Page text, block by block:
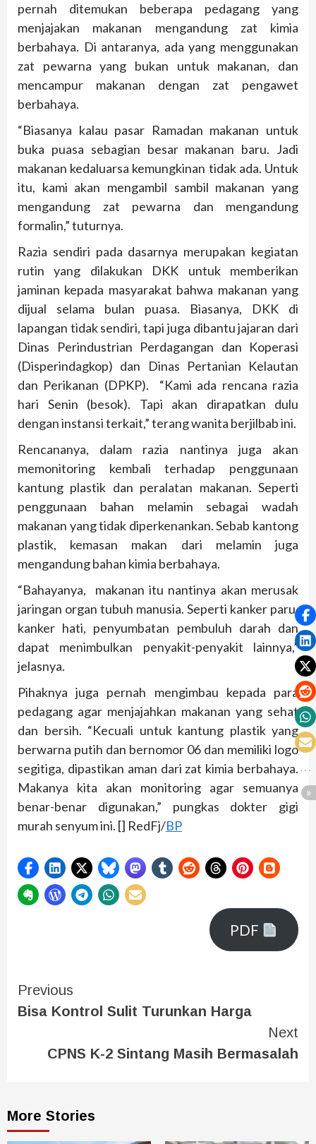
pernah ditemukan beberapa pedagang yang
menjajakan makanan mengandung zat kimia
berbahaya. Di antaranya, ada yang menggunakan
zat pewarna yang bukan untuk makanan, dan
mencampur makanan dengan zat pengawet
berbahaya.
“Biasanya kalau pasar Ramadan makanan untuk
buka puasa sebagian besar makanan baru. Jadi
makanan kedaluarsa kemungkinan tidak ada. Untuk
itu, kami akan mengambil sambil makanan yang
mengandung zat pewarna dan mengandung
formalin,” tuturnya.
Razia sendiri pada dasarnya merupakan kegiatan
rutin yang dilakukan DKK untuk memberikan
jaminan kepada masyarakat bahwa makanan yang
dijual selama bulan puasa. Biasanya, DKK di
lapangan tidak sendiri, tapi juga dibantu jajaran dari
Dinas Perindustrian Perdagangan dan Koperasi
(Disperindagkop) dan Dinas Pertanian Kelautan
dan Perikanan (DPKP). “Kami ada rencana razia
hari Senin (besok). Tapi akan dirapatkan dulu
dengan instansi terkait,” terang wanita berjilbab ini.
Rencananya, dalam razia nantinya juga akan
memonitoring kembali terhadap penggunaan
kantung plastik dan peralatan makanan. Seperti
penggunaan bahan melamin sebagai wadah
makanan yang tidak diperkenankan. Sebab kantong
plastik, kemasan makan dari melamin juga
mengandung bahan kimia berbahaya.
“Bahayanya, makanan itu nantinya akan merusak
jaringan organ tubuh manusia. Seperti kanker paru,
kanker hati, penyumbatan pembuluh darah dan
dapat menimbulkan penyakit-penyakit lainnya,”
jelasnya.
Pihaknya juga pernah mengimbau kepada para
pedagang agar menjajahkan makanan yang sehat
dan bersih. “Kecuali untuk kantung plastik yang
berwarna putih dan bernomor 06 dan memiliki logo
segitiga, dipastikan aman dari zat kimia berbahaya.
Makanya kita akan monitoring agar semuanya
benar-benar digunakan,” pungkas dokter gigi
murah senyum ini. [] RedFj/BP
PDF
Previous
Bisa Kontrol Sulit Turunkan Harga
Next
CPNS K-2 Sintang Masih Bermasalah
More Stories